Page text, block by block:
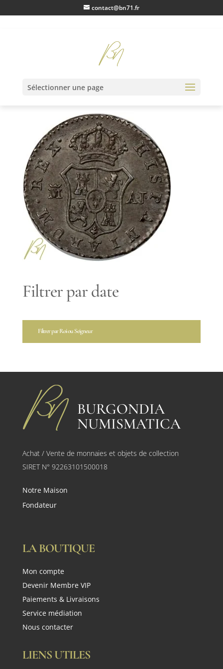
contact@bn71.fr
Sélectionner une page
IMG_0509
Filtrer par date
Filtrer par Roi ou Seigneur
BURGONDIA
NUMISMATICA
Achat / Vente de monnaies et objets de collection
SIRET N° 92263101500018
Notre Maison
Fondateur
LA BOUTIQUE
Mon compte
Devenir Membre VIP
Paiements & Livraisons
Service médiation
Nous contacter
LIENS UTILES